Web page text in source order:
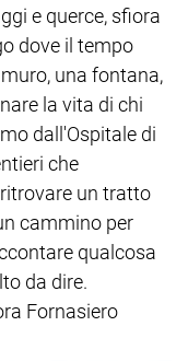
e querce, sfiora
dove il tempo
una fontana,
la vita di chi
dall'Ospitale di
che
un tratto
cammino per
qualcosa
da dire.
Fornasiero